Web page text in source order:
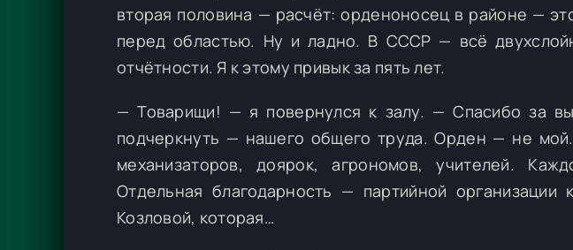
вторая половина — расчёт: орденоносец в районе —
перед областью. Ну и ладно. В СССР — всё
отчётности. Я к этому привык за пять лет.
— Товарищи! — я повернулся к залу. — Спасибо за
подчеркнуть — нашего общего труда. Орден — не
механизаторов, доярок, агрономов, учителей.
Отдельная благодарность — партийной
Козловой, которая…